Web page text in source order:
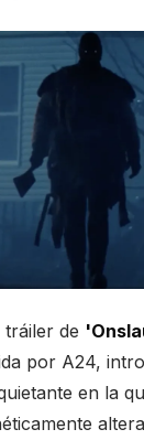
de
por A24,
en la